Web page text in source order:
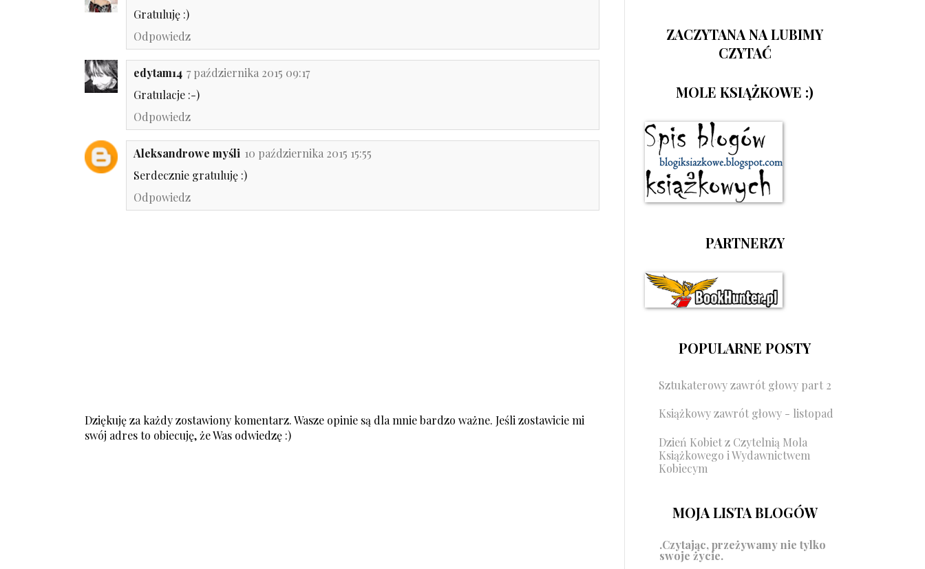
Gratuluję :)
Odpowiedz
edytam14 7 października 2015 09:17
Gratulacje :-)
Odpowiedz
Aleksandrowe myśli 10 października 2015 15:55
Serdecznie gratuluję :)
Odpowiedz
Dziękuję za każdy zostawiony komentarz. Wasze opinie są dla mnie bardzo ważne. Jeśli zostawicie mi
swój adres to obiecuję, że Was odwiedzę :)
ZACZYTANA NA LUBIMY
CZYTAĆ
MOLE KSIĄŻKOWE :)
PARTNERZY
POPULARNE POSTY
Sztukaterowy zawrót głowy part 2
Książkowy zawrót głowy - listopad
Dzień Kobiet z Czytelnią Mola
Książkowego i Wydawnictwem
Kobiecym
MOJA LISTA BLOGÓW
.Czytając, przeżywamy nie tylko
swoje życie.